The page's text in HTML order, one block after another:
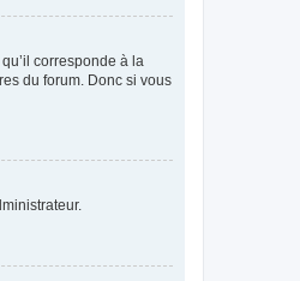
corresponde à la
du forum. Donc si vous